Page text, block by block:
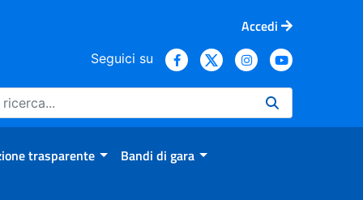
Accedi
Seguici su
trasparente Bandi di gara